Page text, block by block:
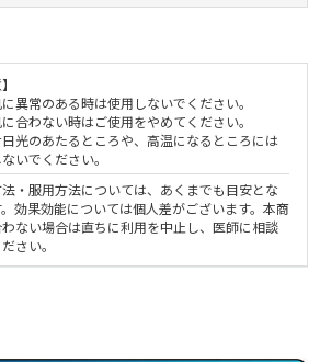
に異常のある時は使用しないでください。
に合わない時はご使用をやめてください。
日光のあたるところや、高温になるところには
いでください。
・服用方法については、あくまでも目安とな
。効果効能については個人差がございます。本商
ない場合は直ちに利用を中止し、医師に相談
さい。